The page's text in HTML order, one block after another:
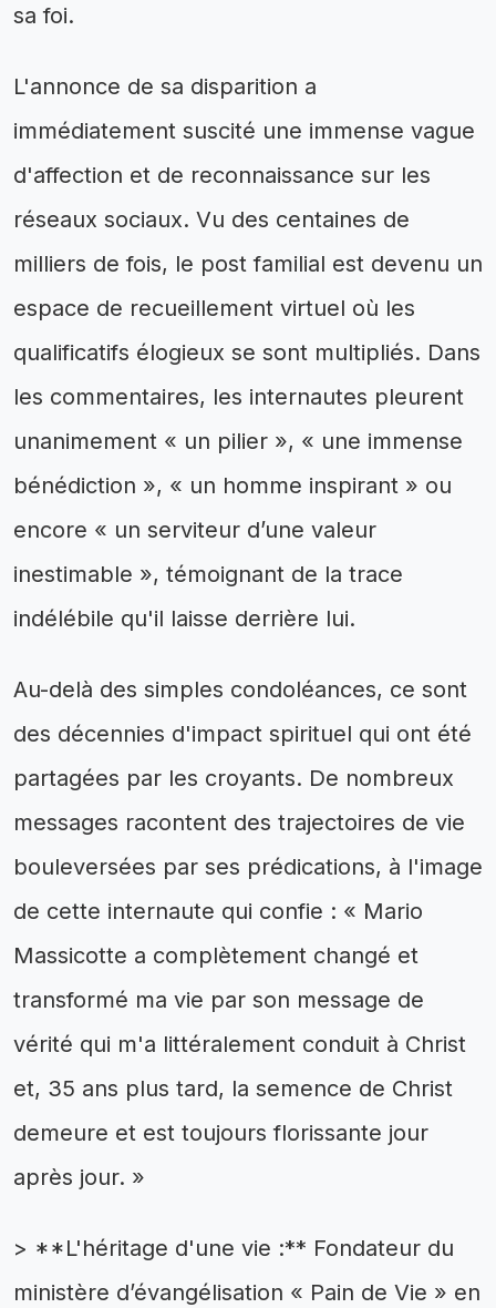
sa foi.
L'annonce de sa disparition a
immédiatement suscité une immense vague
d'affection et de reconnaissance sur les
réseaux sociaux. Vu des centaines de
milliers de fois, le post familial est devenu un
espace de recueillement virtuel où les
qualificatifs élogieux se sont multipliés. Dans
les commentaires, les internautes pleurent
unanimement « un pilier », « une immense
bénédiction », « un homme inspirant » ou
encore « un serviteur d’une valeur
inestimable », témoignant de la trace
indélébile qu'il laisse derrière lui.
Au-delà des simples condoléances, ce sont
des décennies d'impact spirituel qui ont été
partagées par les croyants. De nombreux
messages racontent des trajectoires de vie
bouleversées par ses prédications, à l'image
de cette internaute qui confie : « Mario
Massicotte a complètement changé et
transformé ma vie par son message de
vérité qui m'a littéralement conduit à Christ
et, 35 ans plus tard, la semence de Christ
demeure et est toujours florissante jour
après jour. »
> **L'héritage d'une vie :** Fondateur du
ministère d’évangélisation « Pain de Vie » en